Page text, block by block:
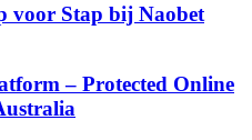
voor Stap bij Naobet
– Protected Online